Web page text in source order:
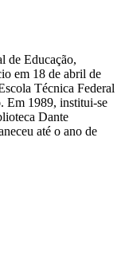
de Educação,
em 18 de abril de
Técnica Federal
Em 1989, institui-se
Dante
até o ano de